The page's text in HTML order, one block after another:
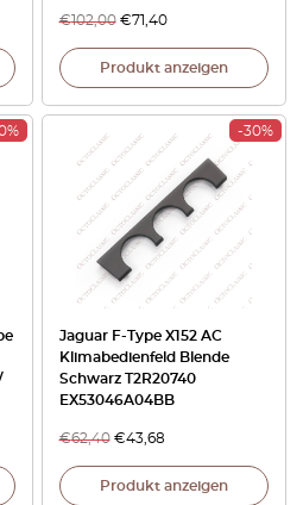
€102,00 €71,40
Produkt anzeigen
-30%
Jaguar F-Type X152 AC
Klimabedienfeld Blende
Schwarz T2R20740
EX53046A04BB
€62,40 €43,68
Produkt anzeigen